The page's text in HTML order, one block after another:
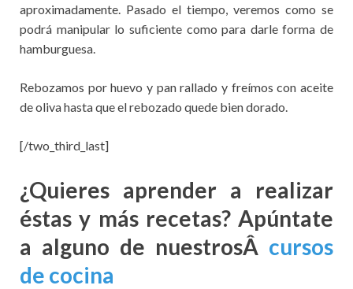
aproximadamente. Pasado el tiempo, veremos como se
podrá manipular lo suficiente como para darle forma de
hamburguesa.
Rebozamos por huevo y pan rallado y freímos con aceite
de oliva hasta que el rebozado quede bien dorado.
[/two_third_last]
¿Quieres aprender a realizar
éstas y más recetas? Apúntate
a alguno de nuestrosÂ cursos
de cocina